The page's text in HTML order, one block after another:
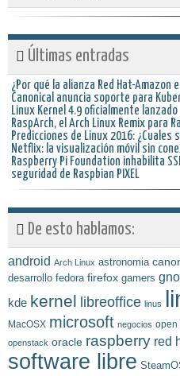
Últimas entradas
¿Por qué la alianza Red Hat-
Canonical anuncia soporte para
Linux Kernel 4.9 oficialmente lanzado
RaspArch, el Arch Linux Remix para
Predicciones de Linux 2016: ¿Cuales
Netflix: la visualización móvil sin
Raspberry Pi Foundation inhabilita
seguridad de Raspbian PIXEL
De esto hablamos:
android Arch Linux astronomia
desarrollo fedora firefox gamers
kde kernel libreoffice linus
MacOSX microsoft negocios open
openstack oracle raspberry red
software libre